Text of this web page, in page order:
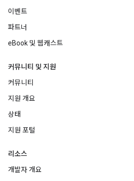
이벤트
파트너
eBook 및 웹캐스트
커뮤니티 및 지원
커뮤니티
지원 개요
상태
지원 포털
리소스
개발자 개요